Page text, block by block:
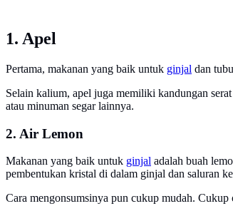
1. Apel
Pertama, makanan yang baik untuk ginjal dan
Selain kalium, apel juga memiliki kandungan
atau minuman segar lainnya.
2. Air Lemon
Makanan yang baik untuk ginjal adalah buah
pembentukan kristal di dalam ginjal dan saluran
Cara mengonsumsinya pun cukup mudah. Cukup